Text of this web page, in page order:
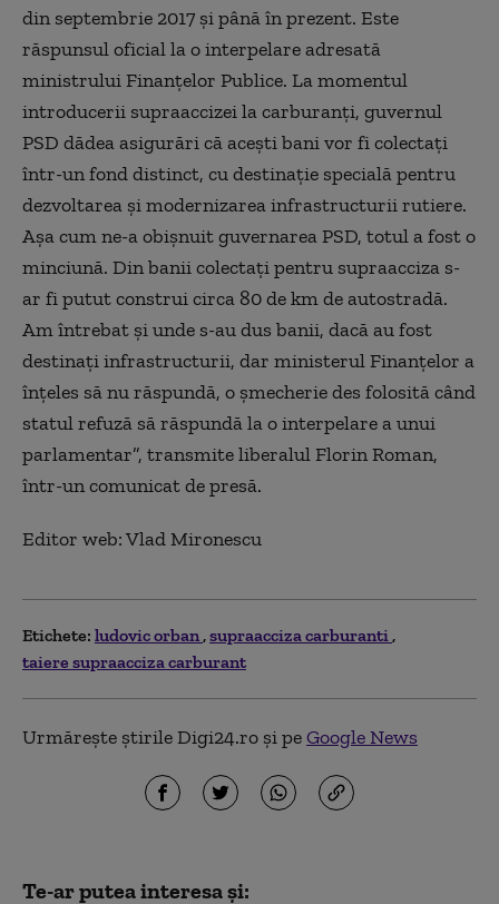
din septembrie 2017 și până în prezent. Este
răspunsul oficial la o interpelare adresată
ministrului Finanțelor Publice. La momentul
introducerii supraaccizei la carburanți, guvernul
PSD dădea asigurări că acești bani vor fi colectați
într-un fond distinct, cu destinație specială pentru
dezvoltarea și modernizarea infrastructurii rutiere.
Așa cum ne-a obișnuit guvernarea PSD, totul a fost o
minciună. Din banii colectați pentru supraacciza s-
ar fi putut construi circa 80 de km de autostradă.
Am întrebat și unde s-au dus banii, dacă au fost
destinați infrastructurii, dar ministerul Finanțelor a
înțeles să nu răspundă, o șmecherie des folosită când
statul refuză să răspundă la o interpelare a unui
parlamentar”, transmite liberalul Florin Roman,
într-un comunicat de presă.
Editor web: Vlad Mironescu
Etichete: ludovic orban supraacciza carburanti
taiere supraacciza carburant
Urmărește știrile Digi24.ro și peGoogle News
Te-ar putea interesa și: